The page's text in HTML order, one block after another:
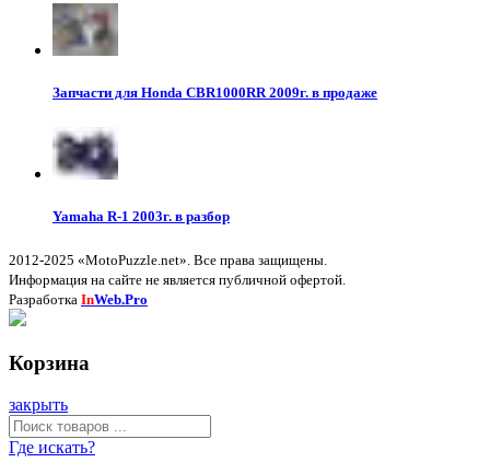
Запчасти для Honda CBR1000RR 2009г. в продаже
Yamaha R-1 2003г. в разбор
2012-2025 «MotoPuzzle.net». Все права защищены.
Информация на сайте не является публичной офертой.
Разработка InWeb.Pro
Корзина
закрыть
Где искать?